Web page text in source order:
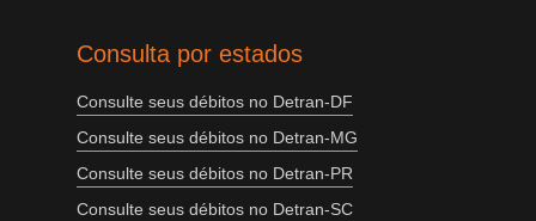
Consulta por estados
Consulte seus débitos no Detran-DF
Consulte seus débitos no Detran-MG
Consulte seus débitos no Detran-PR
Consulte seus débitos no Detran-SC